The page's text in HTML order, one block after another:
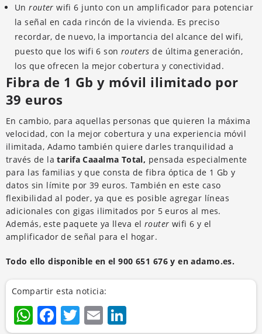
Unrouter wifi 6 junto con un amplificador para potenciar
la señal en cada rincón de la vivienda. Es preciso
recordar, de nuevo, la importancia del alcance del wifi,
puesto que los wifi 6 son routersde última generación,
los que ofrecen la mejor cobertura y conectividad.
Fibra de 1 Gb y móvil ilimitado por
39 euros
En cambio, para aquellas personas que quieren la máxima
velocidad, con la mejor cobertura y una experiencia móvil
ilimitada, Adamo también quiere darles tranquilidad a
través de latarifa Caaalma Total, pensada especialmente
para las familias y que consta de fibra óptica de 1 Gb y
datos sin límite por 39 euros. También en este caso
flexibilidad al poder, ya que es posible agregar líneas
adicionales con gigas ilimitados por 5 euros al mes.
Además, este paquete ya lleva el router wifi 6 y el
amplificador de señal para el hogar.
Todo ello disponible en el 900 651 676 y en adamo.es.
Compartir esta noticia:
WhatsApp
Facebook
Twitter
Email